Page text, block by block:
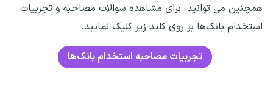
همچنین می توانید برای مشاهده سوالات مصاحبه و تجربیات
استخدام بانک‌ها بر روی کلید زیر کلیک نمایید.
تجربیات مصاحبه استخدام بانک‌ها